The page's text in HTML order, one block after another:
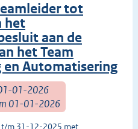
tot
het
aan de
het Team
Automatisering
01-01-2026
01-01-2026